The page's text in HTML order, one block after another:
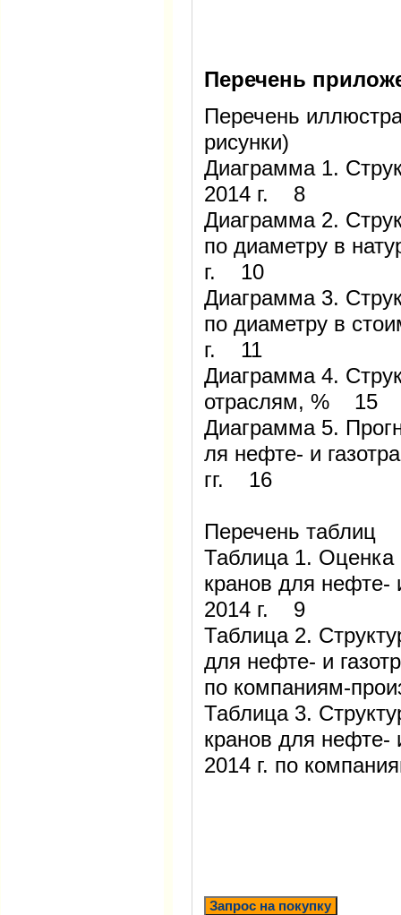
Перечень
Перечень
рисунки)
Диаграмма 1.
2014 г. 8
Диаграмма 2.
по диаметру в
г. 10
Диаграмма 3.
по диаметру в
г. 11
Диаграмма 4.
отраслям, % 15
Диаграмма 5.
ля нефте- и
гг. 16
Перечень таблиц
Таблица 1.
кранов для нефте-
2014 г. 9
Таблица 2.
для нефте- и
по компаниям-
Таблица 3.
кранов для нефте-
2014 г. по
Запрос на покупку